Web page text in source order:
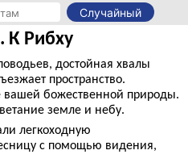
Случайный
К Рибху
достойная хвалы
пространство.
вашей божественной природы.
земле и небу.
легкоходную
с помощью видения,